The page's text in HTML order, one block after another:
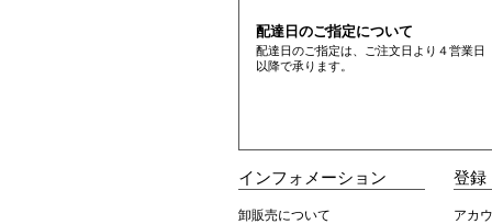
配達日のご指定について
配達日のご指定は、ご注文日より４営業日
以降で承ります。
インフォメーション
卸販売について
登録
アカ